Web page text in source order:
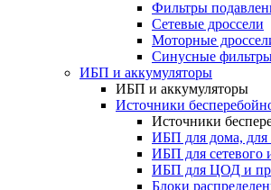
Фильтры
Сетевые дроссели
Моторные
Синусные
ИБП и аккумуляторы
ИБП и аккумуляторы
Источники
Источники
ИБП для дома, для
ИБП для сетевого
ИБП для ЦОД и
Блоки